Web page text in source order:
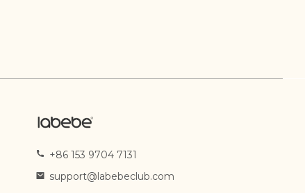
+86 153 9704 7131
support@labebeclub.com